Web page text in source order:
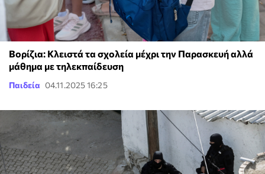
Βορίζια: Κλειστά τα σχολεία μέχρι την Παρασκευή αλλά
μάθημα με τηλεκπαίδευση
Παιδεία 04.11.2025 16:25